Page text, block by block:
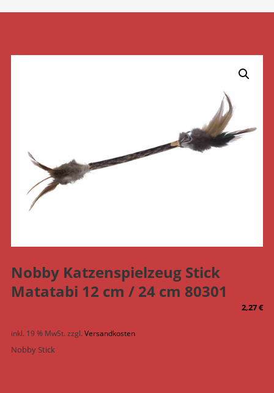
Nobby Katzenspielzeug Stick
Matatabi 12 cm / 24 cm 80301
2,27€
inkl. 19 % MwSt.zzgl.Versandkosten
Nobby Stick